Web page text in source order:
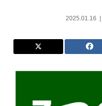
2025.01.16